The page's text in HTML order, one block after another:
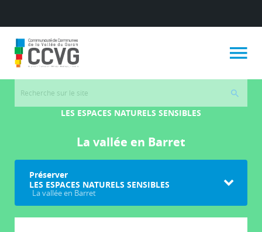
Préserver
LES ESPACES NATURELS SENSIBLES
La vallée en Barret
LES ESPACES NATURELS SENSIBLES
La vallée en Barret